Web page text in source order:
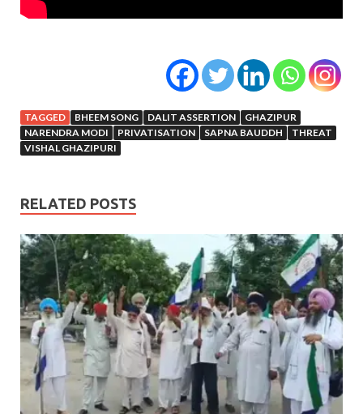
TAGGED BHEEM SONG DALIT ASSERTION
GHAZIPUR
NARENDRA MODI
PRIVATISATION SAPNA BAUDDH
THREAT
VISHAL GHAZIPURI
RELATED POSTS